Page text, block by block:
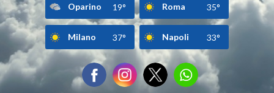
Oparino 19° Roma 35°
Milano 37° Napoli 33°